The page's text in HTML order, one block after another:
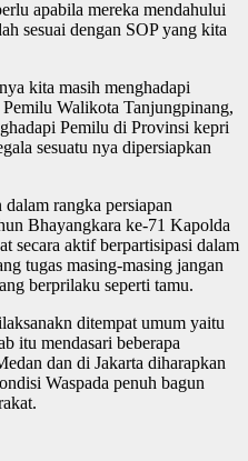
apabila mereka mendahului
sesuai dengan SOP yang kita
kita masih menghadapi
Walikota Tanjungpinang,
Pemilu di Provinsi kepri
sesuatu nya dipersiapkan
rangka persiapan
Bhayangkara ke-71 Kapolda
secara aktif berpartisipasi dalam
tugas masing-masing jangan
berprilaku seperti tamu.
ditempat umum yaitu
itu mendasari beberapa
dan di Jakarta diharapkan
Waspada penuh bagun